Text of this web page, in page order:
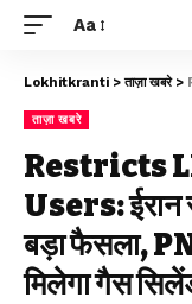
Aa
Lokhitkranti >ताज़ा खबरे>
ताज़ा खबरे
Restricts
Users: ईरान
बड़ा फैसला,
मिलेगा गैस